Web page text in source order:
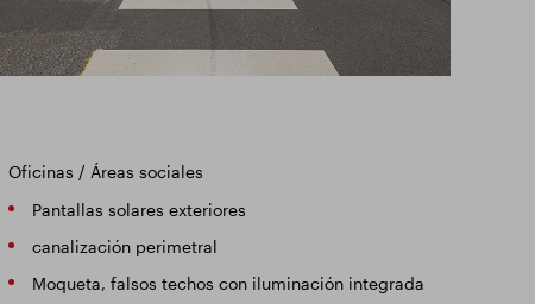
Oficinas / Áreas sociales
Pantallas solares exteriores
canalización perimetral
Moqueta, falsos techos con iluminación integrada